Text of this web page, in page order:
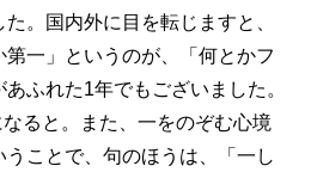
。国内外に目を転じますと、
一」というのが、「何とかフ
ふれた1年でもございました。
ると。また、一をのぞむ心境
ことで、句のほうは、「一し